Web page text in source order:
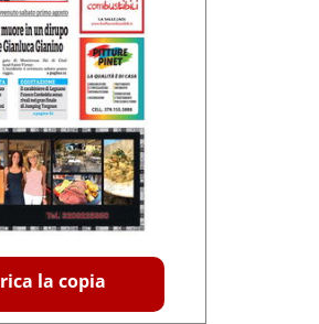
la copia